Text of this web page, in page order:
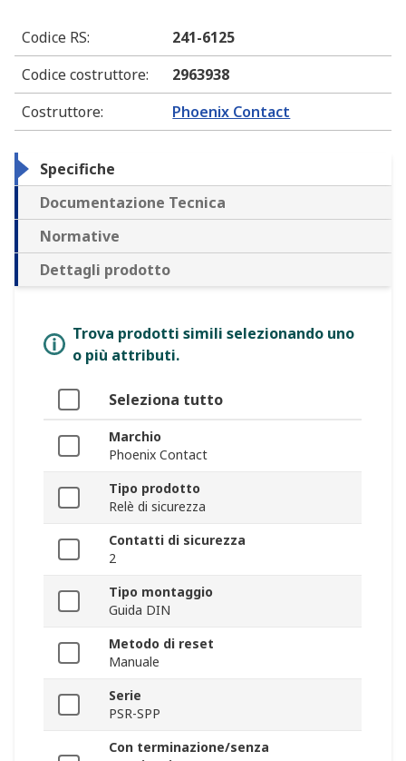
Codice RS:
241-6125
Codice costruttore:
2963938
Costruttore: Phoenix Contact
Specifiche
Documentazione Tecnica
Normative
Dettagli prodotto
Trova prodotti simili selezionando uno
o più attributi.
Seleziona tutto
Marchio
Phoenix Contact
Tipo prodotto
Relè di sicurezza
Contatti di sicurezza
2
Tipo montaggio
Guida DIN
Metodo di reset
Manuale
Serie
PSR-SPP
Con terminazione/senza